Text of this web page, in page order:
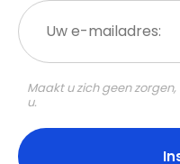
Uw
e-
mailadres:
Maakt u zich geen
u.